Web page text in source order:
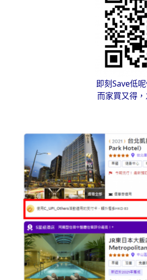
即刻Save低
而家買又得，
童心探秘澳門的“中國第一”系列──
移動寶籍
2026-07-18 至 2026-08-15